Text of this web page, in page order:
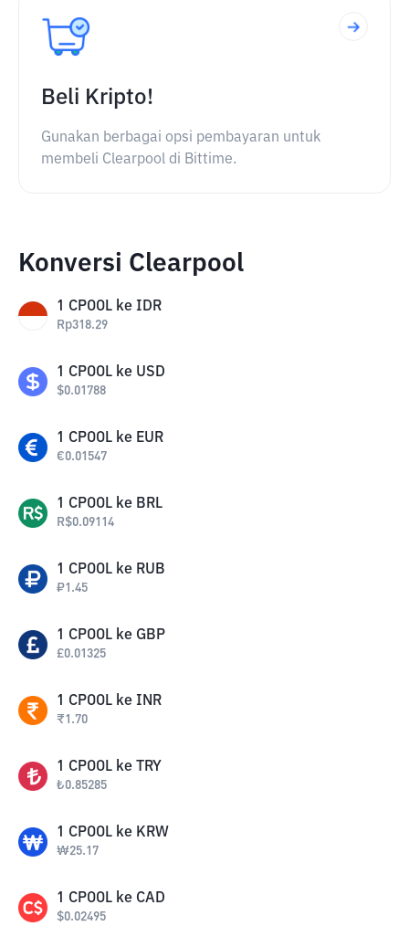
Beli Kripto!
Gunakan berbagai opsi pembayaran untuk
membeli Clearpool di Bittime.
Konversi Clearpool
1 CPOOL ke IDR
Rp318.29
1 CPOOL ke USD
$0.01788
1 CPOOL ke EUR
€0.01547
1 CPOOL ke BRL
R$0.09114
1 CPOOL ke RUB
₽1.45
1 CPOOL ke GBP
£0.01325
1 CPOOL ke INR
₹1.70
1 CPOOL ke TRY
₺0.85285
1 CPOOL ke KRW
₩25.17
1 CPOOL ke CAD
$0.02495